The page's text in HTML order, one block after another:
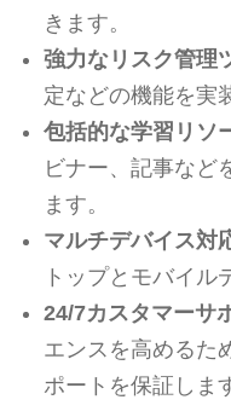
きます。
強力なリスク管理
定などの機能を実
包括的な学習リソ
ビナー、記事など
ます。
マルチデバイス対
トップとモバイル
24/7カスタマーサ
エンスを高めるた
ポートを保証しま